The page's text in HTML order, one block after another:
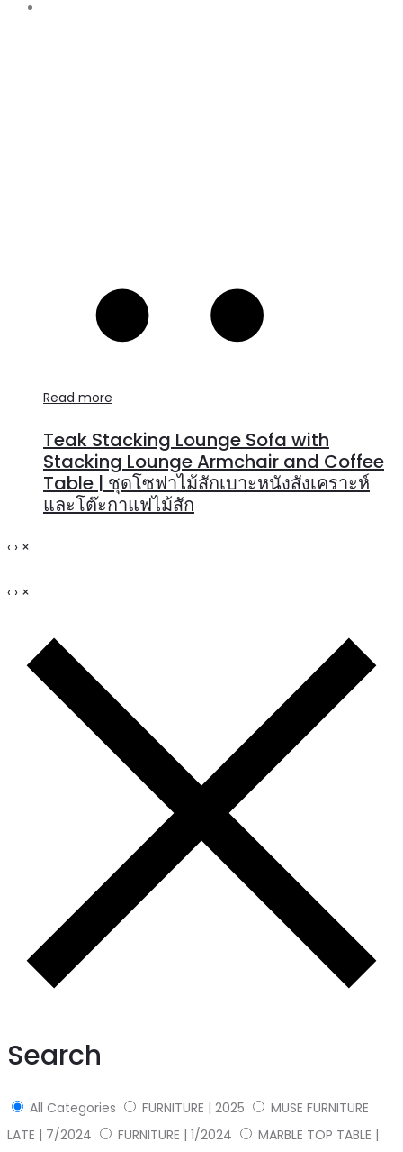
Read more
Teak Stacking Lounge Sofa with
Stacking Lounge Armchair and Coffee
Table | ชุดโซฟาไม้สักเบาะหนังสังเคราะห์
และโต๊ะกาแฟไม้สัก
‹ › ×
‹ › ×
Search
All Categories FURNITURE | 2025
MUSE FURNITURE
LATE | 7/2024
FURNITURE | 1/2024
MARBLE TOP TABLE |